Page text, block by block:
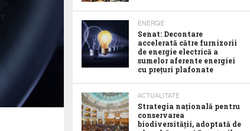
ENERGIE
Senat: Decontare
accelerată către furnizorii
de energie electrică a
sumelor aferente energiei
cu prețuri plafonate
ACTUALITATE
Strategia națională pentru
conservarea
biodiversității, adoptată de